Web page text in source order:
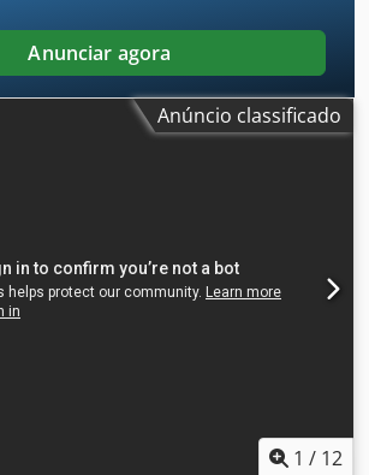
Anunciar agora
Anúncio classificado
1 / 12